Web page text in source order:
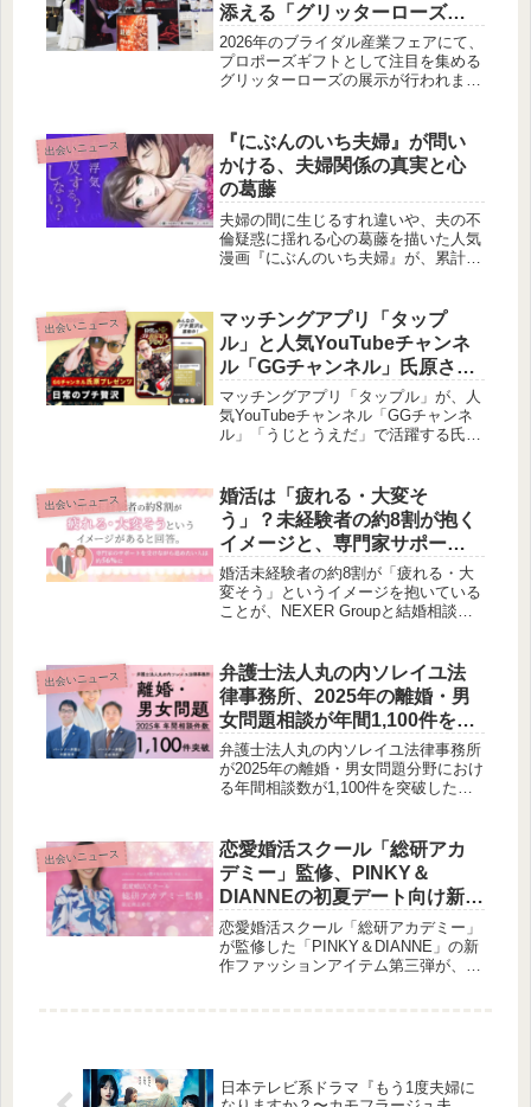
添える「グリッターローズ」
の新たな可能性
2026年のブライダル産業フェアにて、
プロポーズギフトとして注目を集める
グリッターローズの展示が行われまし
ての魅力など、グリッターローズがプ
ロポーズシーンにもたらす新たな価値
について、賢作が考察します。
出会いニュース
『にぶんのいち夫婦』が問い
かける、夫婦関係の真実と心
の葛藤
夫婦の間に生じるすれ違いや、夫の不
倫疑惑に揺れる心の葛藤を描いた人気
漫画『にぶんのいち夫婦』が、累計
に込められたメッセージについてご紹
介します。
出会いニュース
マッチングアプリ「タップ
ル」と人気YouTubeチャンネ
ル「GGチャンネル」氏原さん
がコラボ！みんなの「プチ贅
沢」で新しい出会いを見つけ
よう！
マッチングアプリ「タップル」が、人
気YouTubeチャンネル「GGチャンネ
ル」「うじとうえだ」で活躍する氏原
プチ贅沢」をプロフィールに追加でき
る新コンテンツを提供。共通の話題を
通じて、より自然なマッチング体験を
創出します。
出会いニュース
婚活は「疲れる・大変そ
う」？未経験者の約8割が抱く
イメージと、専門家サポート
への期待
婚活未経験者の約8割が「疲れる・大
変そう」というイメージを抱いている
ことが、NEXER Groupと結婚相談所
は、婚活にまつわるリアルな声と、そ
れを乗り越えるためのサポートについ
て深掘りします。
出会いニュース
弁護士法人丸の内ソレイユ法
律事務所、2025年の離婚・男
女問題相談が年間1,100件を突
破：女性に寄り添う実績と信
頼
弁護士法人丸の内ソレイユ法律事務所
が2025年の離婚・男女問題分野におけ
る年間相談数が1,100件を突破したこ
の実績と、心と頭の双方に寄り添うサ
ポートが評価された結果と言えるでし
ょう。
出会いニュース
恋愛婚活スクール「総研アカ
デミー」監修、PINKY＆
DIANNEの初夏デート向け新作
アイテム第三弾が登場
恋愛婚活スクール「総研アカデミー」
が監修した「PINKY＆DIANNE」の新
作ファッションアイテム第三弾が、
日本テレビ系ドラマ『もう1度夫婦に